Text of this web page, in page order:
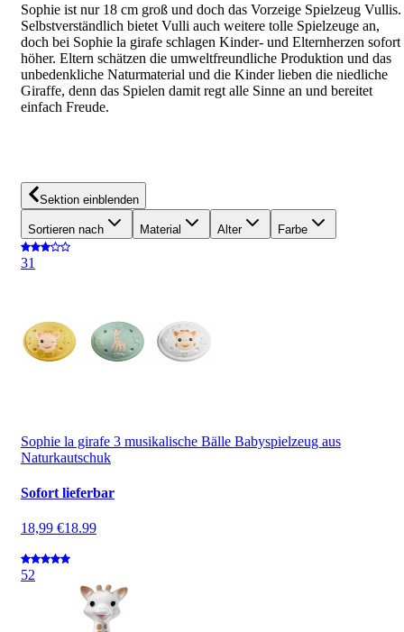
Sophie ist nur 18 cm groß und doch das Vorzeige Spielzeug Vullis.
Selbstverständlich bietet Vulli auch weitere tolle Spielzeuge an,
doch bei Sophie la girafe schlagen Kinder- und Elternherzen sofort
höher. Eltern schätzen die umweltfreundliche Produktion und das
unbedenkliche Naturmaterial und die Kinder lieben die niedliche
Giraffe, denn das Spielen damit regt alle Sinne an und bereitet
einfach Freude.
Sektion einblenden
Sortieren nach Material Alter Farbe
31
Sophie la girafe 3 musikalische Bälle Babyspielzeug aus
Naturkautschuk
Sofort lieferbar
18,99 €18.99
52